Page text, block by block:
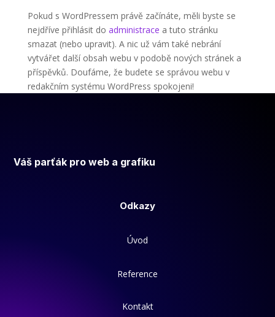
Pokud s WordPressem právě začínáte, měli byste se
nejdříve přihlásit do administrace a tuto stránku
smazat (nebo upravit). A nic už vám také nebrání
vytvářet další obsah webu v podobě nových stránek a
příspěvků. Doufáme, že budete se správou webu v
redakčním systému WordPress spokojeni!
Váš parťák pro web a grafiku
Odkazy
Úvod
Reference
Kontakt